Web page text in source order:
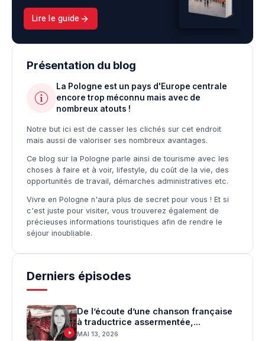
Lire le guide
Présentation du blog
La Pologne est un pays d'Europe centrale
encore trop méconnu mais avec de
nombreux atouts !
Notre but ici est de casser les clichés sur cet endroit
mais aussi de valoriser ses nombreux avantages.
Ce blog sur la Pologne parle ainsi de tourisme avec les
choses à faire et à voir, lifestyle, du coût de la vie, des
opportunités de travail, démarches administratives etc.
Vivre en Pologne n'aura plus de secret pour vous ! Et si
c'est juste pour visiter, vous trouverez également de
précieuses informations touristiques afin de rendre le
séjour inoubliable.
Derniers épisodes
De l’écoute d’une chanson française
à traductrice assermentée,...
MAI 13, 2026